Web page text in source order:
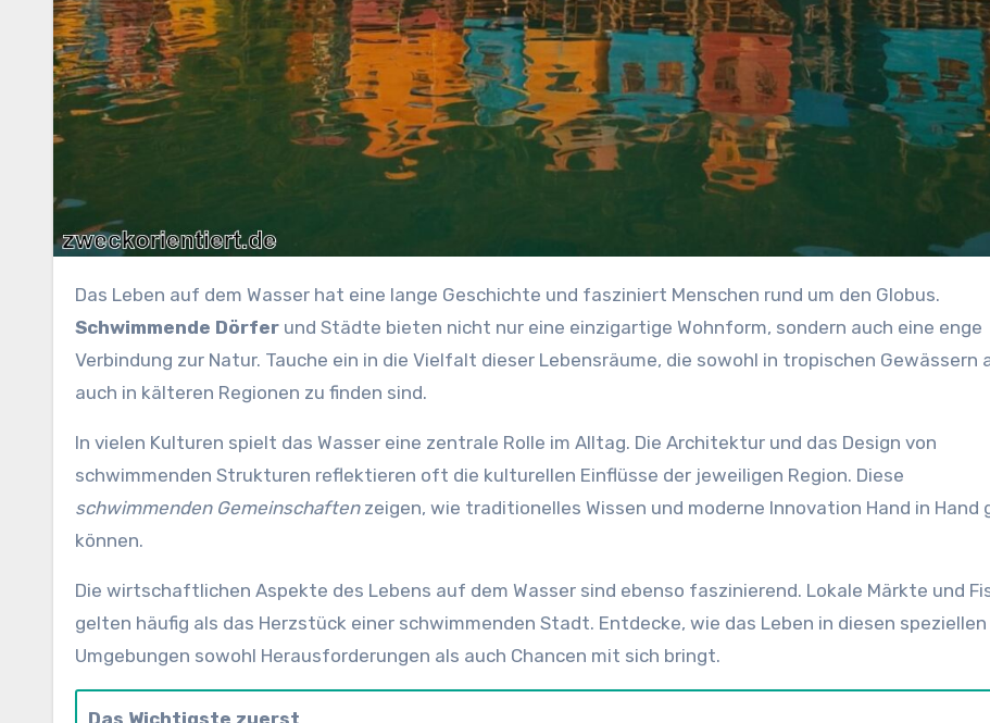
Das Leben auf dem Wasser hat eine lange Geschichte und fasziniert Menschen rund um den Globus.
Schwimmende Dörfer und Städte bieten nicht nur eine einzigartige Wohnform, sondern auch eine enge
Verbindung zur Natur. Tauche ein in die Vielfalt dieser Lebensräume, die sowohl in tropischen Gewässern
auch in kälteren Regionen zu finden sind.
In vielen Kulturen spielt das Wasser eine zentrale Rolle im Alltag. Die Architektur und das Design von
schwimmenden Strukturen reflektieren oft die kulturellen Einflüsse der jeweiligen Region. Diese
schwimmenden Gemeinschaftenzeigen, wie traditionelles Wissen und moderne Innovation Hand in Hand
können.
Die wirtschaftlichen Aspekte des Lebens auf dem Wasser sind ebenso faszinierend. Lokale Märkte und
gelten häufig als das Herzstück einer schwimmenden Stadt. Entdecke, wie das Leben in diesen speziellen
Umgebungen sowohl Herausforderungen als auch Chancen mit sich bringt.